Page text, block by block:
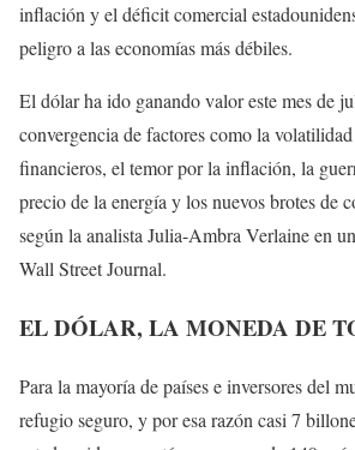
inflación y el déficit comercial
peligro a las economías más débiles.
El dólar ha ido ganando valor este mes de
convergencia de factores como la
financieros, el temor por la inflación, la
precio de la energía y los nuevos brotes de
según la analista Julia-Ambra Verlaine en
Wall Street Journal.
EL DÓLAR, LA MONEDA DE
Para la mayoría de países e inversores del
refugio seguro, y por esa razón casi 7